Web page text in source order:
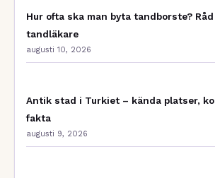
Hur ofta ska man byta tandborste?
tandläkare
augusti 10, 2026
Antik stad i Turkiet – kända platser,
fakta
augusti 9, 2026